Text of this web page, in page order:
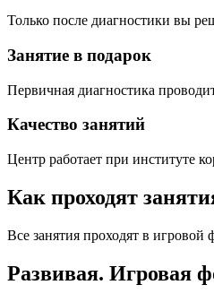
Только после диагностики вы
Занятие в подарок
Первичная диагностика
Качество занятий
Центр работает при институте
Как проходят
Все занятия проходят в игровой
Развивая. Игровая